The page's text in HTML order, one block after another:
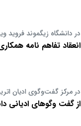
در دانشگاه زیگموند فروید
انعقاد تفاهم نامه
در مرکز گفت‌وگوی ادیان
از گفت وگوهای ادیانی